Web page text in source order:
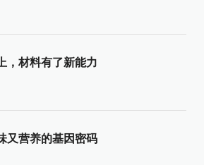
，材料有了新能力
又营养的基因密码